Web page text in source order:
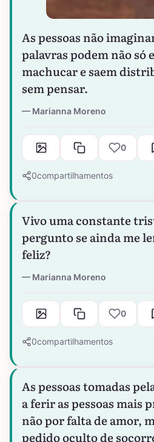
As pessoas não
palavras podem não só
machucar e saem
sem pensar.
Marianna Moreno
0
0compartilhamentos
Vivo uma constante
pergunto se ainda me
feliz?
Marianna Moreno
0
0compartilhamentos
As pessoas tomadas
a ferir as pessoas mais
não por falta de amor,
pedido oculto de